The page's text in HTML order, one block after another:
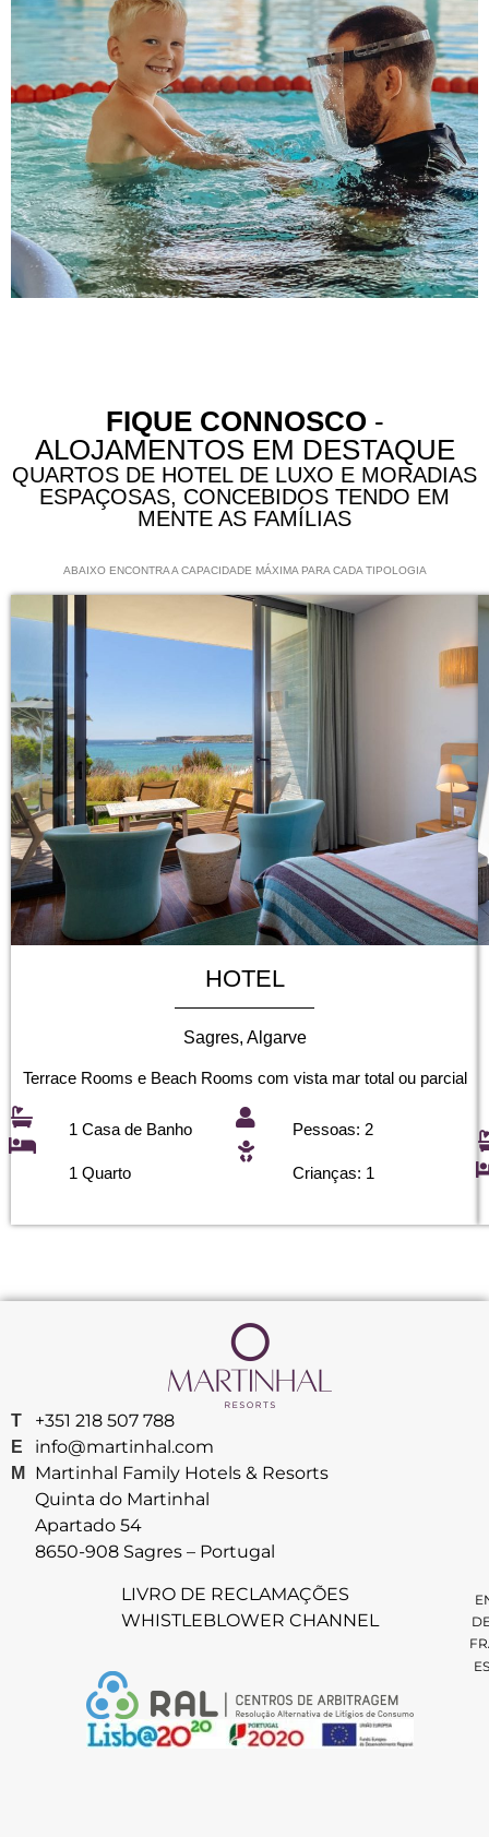
FIQUE CONNOSCO -
ALOJAMENTOS EM DESTAQUE
QUARTOS DE HOTEL DE LUXO E MORADIAS
ESPAÇOSAS, CONCEBIDOS TENDO EM
MENTE AS FAMÍLIAS
ABAIXO ENCONTRA A CAPACIDADE MÁXIMA PARA CADA TIPOLOGIA
HOTEL
Sagres, Algarve
Terrace Rooms e Beach Rooms com vista mar total ou parcial
1 Casa de Banho
1 Quarto
Pessoas: 2
Crianças: 1
T
E
M
+351 218 507 788
info@martinhal.com
Martinhal Family Hotels & Resorts
Quinta do Martinhal
Apartado 54
8650-908 Sagres – Portugal
LIVRO DE RECLAMAÇÕES
WHISTLEBLOWER CHANNEL